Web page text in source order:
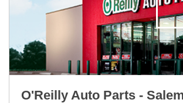
O'Reilly Auto Parts -